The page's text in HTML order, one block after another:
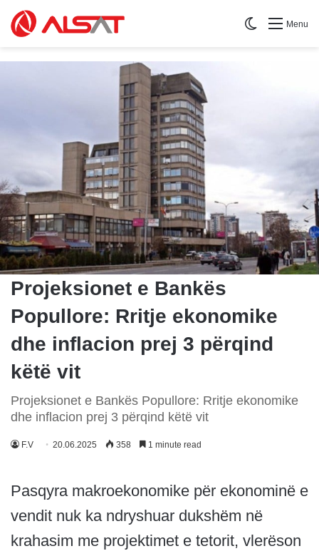
Menu
Switch skin
Projeksionet e Bankës
Popullore: Rritje ekonomike
dhe inflacion prej 3 përqind
këtë vit
Projeksionet e Bankës Popullore: Rritje ekonomike
dhe inflacion prej 3 përqind këtë vit
F.V 20.06.2025 358 1 minute read
Pasqyra makroekonomike për ekonominë e
vendit nuk ka ndryshuar dukshëm në
krahasim me projektimet e tetorit, vlerëson